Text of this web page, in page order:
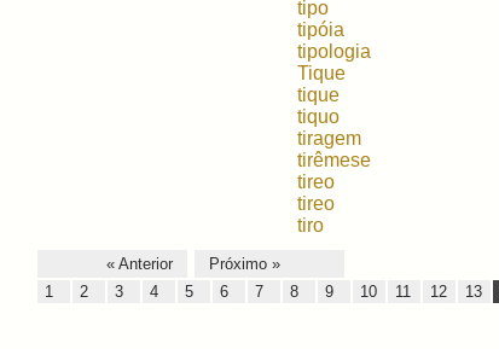
tipo
tipóia
tipologia
Tique
tique
tiquo
tiragem
tirêmese
tireo
tireo
tiro
« Anterior
Próximo »
1
2 3 4 5 6 7 8 9 10 11 12 13